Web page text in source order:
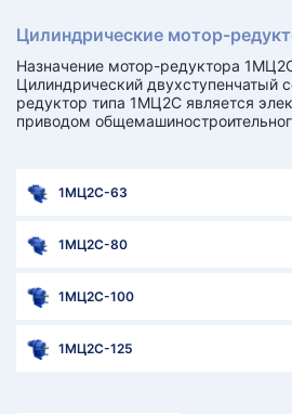
Цилиндрические мотор-
Назначение мотор-редуктора
Цилиндрический двухступенчатый
редуктор типа 1МЦ2С является
приводом
1МЦ2С-63
1МЦ2С-80
1МЦ2С-100
1МЦ2С-125